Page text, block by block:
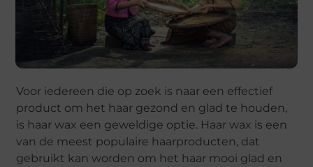
Voor iedereen die op zoek is naar een effectief
product om het haar gezond en glad te houden,
is haar wax een geweldige optie. Haar wax is een
van de meest populaire haarproducten, dat
gebruikt kan worden om het haar mooi glad en